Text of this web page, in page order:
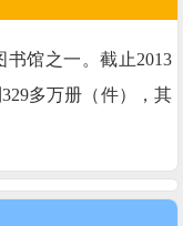
馆之一。截止2013
多万册（件），其